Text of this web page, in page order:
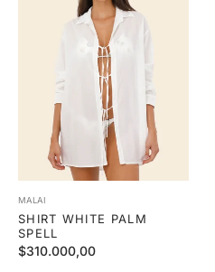
MALAI
SHIRT WHITE PALM
SPELL
Precio
$310.000,00